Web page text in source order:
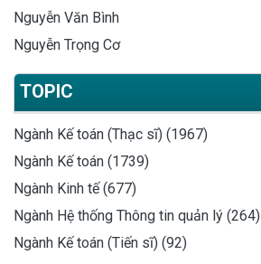
Nguyễn Văn Bình
Nguyễn Trọng Cơ
TOPIC
Ngành Kế toán (Thạc sĩ) (1967)
Ngành Kế toán (1739)
Ngành Kinh tế (677)
Ngành Hệ thống Thông tin quản lý (264)
Ngành Kế toán (Tiến sĩ) (92)